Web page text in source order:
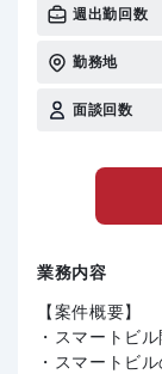
週出勤回数
勤務地
面談回数
業務内容
【案件概要】
・スマートビ
・スマートビ